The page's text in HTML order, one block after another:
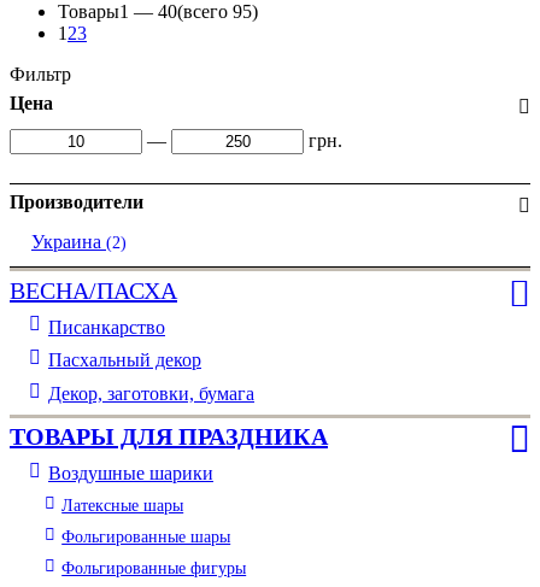
Товары1 — 40(всего 95)
1 23
Фильтр
Цена
—
грн.
Производители
Украина (2)
ВЕСНА/ПАСХА
Писанкарство
Пасхальный декор
Декор, заготовки, бумага
ТОВАРЫ ДЛЯ ПРАЗДНИКА
Воздушные шарики
Латексные шары
Фольгированные шары
Фольгированные фигуры